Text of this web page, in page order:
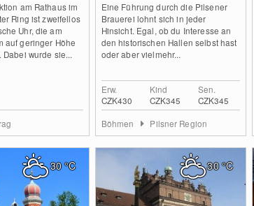
am Rathaus im
Ring ist zweifellos
Uhr, die am
auf geringer Höhe
wurde sie...
Eine Führung durch die Pilsener
Brauerei lohnt sich in jeder
Hinsicht. Egal, ob du Interesse an
den historischen Hallen selbst hast
oder aber vielmehr...
Erw.
CZK430
Kind
CZK345
Sen.
CZK345
Böhmen Pilsner Region
30°C 30°C